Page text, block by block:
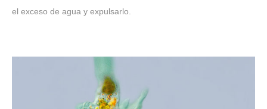
el exceso de agua y expulsarlo.